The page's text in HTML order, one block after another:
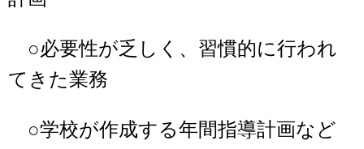
○必要性が乏しく、習慣的に行われ
てきた業務
○学校が作成する年間指導計画など